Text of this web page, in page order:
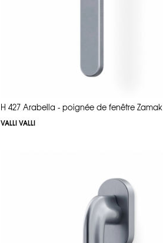
H 427 Arabella - poignée de fenêtre Zamak
VALLI VALLI